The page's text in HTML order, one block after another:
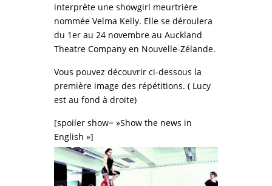
interprète une showgirl meurtrière
nommée Velma Kelly. Elle se déroulera
du 1er au 24 novembre au Auckland
Theatre Company en Nouvelle-Zélande.
Vous pouvez découvrir ci-dessous la
première image des répétitions. ( Lucy
est au fond à droite)
[spoiler show= »Show the news in
English »]